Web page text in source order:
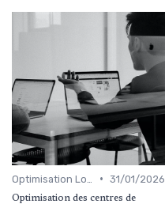
• 31/01/2026
Optimisation des centres de